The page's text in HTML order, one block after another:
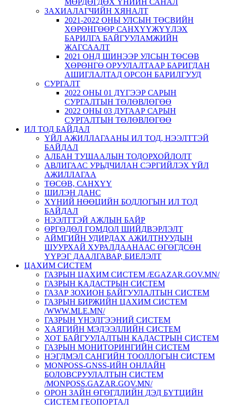
МӨРДӨГДӨХ ҮНИЙН САНАЛ
ЗАХИАЛАГЧИЙН ХЯНАЛТ
2021-2022 ОНЫ УЛСЫН ТӨСВИЙН
ХӨРӨНГӨӨР САНХҮҮЖҮҮЛЭХ
БАРИЛГА БАЙГУУЛАМЖИЙН
ЖАГСААЛТ
2021 ОНД ШИНЭЭР УЛСЫН ТӨСӨВ
ХӨРӨНГӨ ОРУУЛАЛТААР БАРИГДАН
АШИГЛАЛТАД ОРСОН БАРИЛГУУД
СУРГАЛТ
2022 ОНЫ 01 ДҮГЭЭР САРЫН
СУРГАЛТЫН ТӨЛӨВЛӨГӨӨ
2022 ОНЫ 03 ДУГААР САРЫН
СУРГАЛТЫН ТӨЛӨВЛӨГӨӨ
ИЛ ТОД БАЙДАЛ
ҮЙЛ АЖИЛЛАГААНЫ ИЛ ТОД, НЭЭЛТТЭЙ
БАЙДАЛ
АЛБАН ТУШААЛЫН ТОДОРХОЙЛОЛТ
АВЛИГААС УРЬДЧИЛАН СЭРГИЙЛЭХ ҮЙЛ
АЖИЛЛАГАА
ТӨСӨВ, САНХҮҮ
ШИЛЭН ДАНС
ХҮНИЙ НӨӨЦИЙН БОДЛОГЫН ИЛ ТОД
БАЙДАЛ
НЭЭЛТТЭЙ АЖЛЫН БАЙР
ӨРГӨДӨЛ ГОМДОЛ ШИЙДВЭРЛЭЛТ
АЙМГИЙН УДИРДАХ АЖИЛТНУУДЫН
ШУУРХАЙ ХУРАЛДААНААС ӨГӨГДСӨН
ҮҮРЭГ ДААЛГАВАР, БИЕЛЭЛТ
ЦАХИМ СИСТЕМ
ГАЗРЫН ЦАХИМ СИСТЕМ /EGAZAR.GOV.MN/
ГАЗРЫН КАДАСТРЫН СИСТЕМ
ГАЗАР ЗОХИОН БАЙГУУЛАЛТЫН СИСТЕМ
ГАЗРЫН БИРЖИЙН ЦАХИМ СИСТЕМ
/WWW.MLE.MN/
ГАЗРЫН ҮНЭЛГЭЭНИЙ СИСТЕМ
ХАЯГИЙН МЭДЭЭЛЛИЙН СИСТЕМ
ХОТ БАЙГУУЛАЛТЫН КАДАСТРЫН СИСТЕМ
ГАЗРЫН МОНИТОРИНГИЙН СИСТЕМ
НЭГДМЭЛ САНГИЙН ТООЛЛОГЫН СИСТЕМ
MONPOSS-GNSS-ИЙН ОНЛАЙН
БОЛОВСРУУЛАЛТЫН СИСТЕМ
/MONPOSS.GAZAR.GOV.MN/
ОРОН ЗАЙН ӨГӨГДЛИЙН ДЭД БҮТЦИЙН
СИСТЕМ ГЕОПОРТАЛ